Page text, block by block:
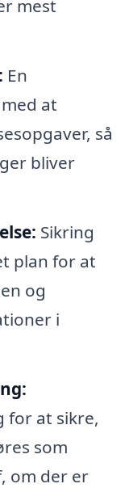
mest
En
at
så
bliver
Sikring
plan for at
og
i
for at sikre,
som
om der er